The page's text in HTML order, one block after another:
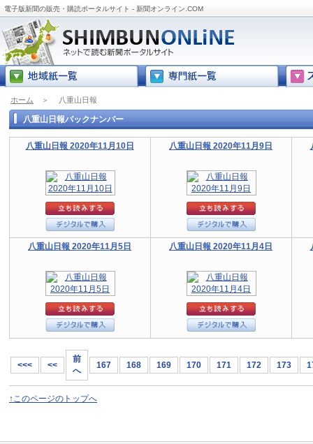
電子版新聞の販売・購読ポータルサイト - 新聞オンライン.COM
ホーム ＞ 八重山日報
八重山日報バックナンバー
八重山日報 2020年11月10日 八重山日報 2020年11月9日
八重山日報 2020年11月5日 八重山日報 2020年11月4日
<<< <<
前
へ
167 168 169 170 171 172 173
↑このページのトップへ